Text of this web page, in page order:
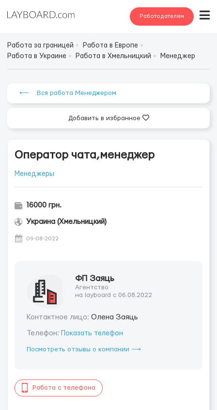
Работодателям
Работа за границей
Работа в Европе
Работа в Украине
Работа в Хмельницкий Менеджер
⟵ Вся работа Менеджером
Добавить в избранное
Оператор чата,менеджер
Менеджеры
16000 грн.
Украина (Хмельницкий)
09-08-2022
ФП Заяць
Агентство
на layboard с 06.08.2022
Контактное лицо: Олена Заяць
Телефон: Показать телефон
Посмотреть отзывы о компании ⟶
Работа с телефона